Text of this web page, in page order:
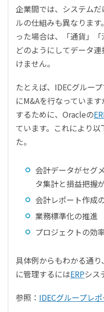
企業間では、システム
ルの仕組みも異なりま
った場合は、「通貨」「
どのようにしてデータ
けません。
たとえば、IDECグルー
にM&Aを行なっていま
するために、Oracleの
ています。これにより
た。
会計データがセグ
タ集計と損益把握
会計レポート作成
業務標準化の推進
プロジェクトの効
具体例からもわかる通
に管理するにはERPシス
参照： IDECグループレ